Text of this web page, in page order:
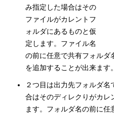
み指定した場合はその
ファイルがカレントフ
ォルダにあるものと仮
定します。ファイル名
の前に任意で共有フォルダ
を追加することが出来ます。
２つ目は出力先フォルダ
合はそのディレクりがカレ
ます。フォルダ名の前に